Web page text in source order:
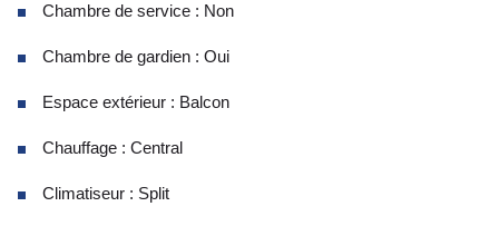
Chambre de service : Non
Chambre de gardien : Oui
Espace extérieur : Balcon
Chauffage : Central
Climatiseur : Split